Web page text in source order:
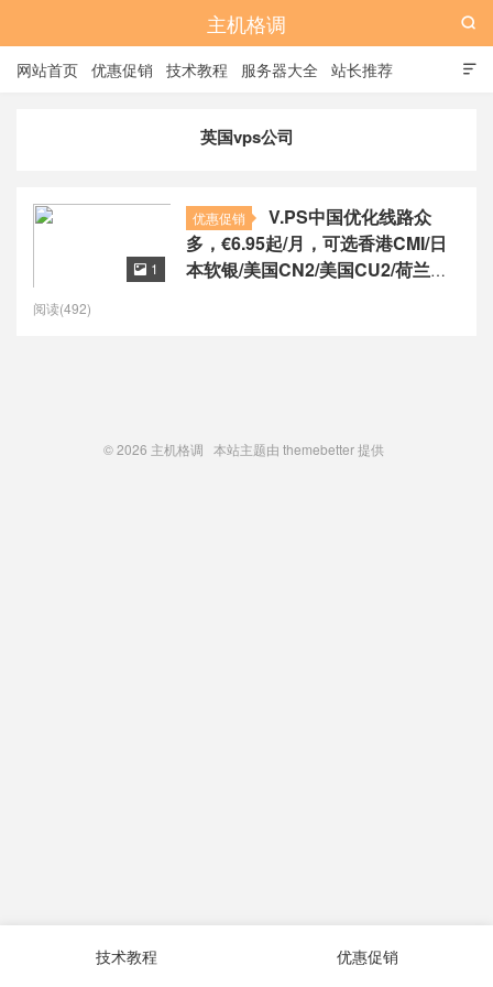
主机格调

网站首页 优惠促销 技术教程 服务器大全 站长推荐

英国vps公司
优惠促销
V.PS中国优化线路众
多，€6.95起/月，可选香港CMI/日
本软银/美国CN2/美国CU2/荷兰
 1
阅读(492)
© 2026 主机格调 本站主题由 themebetter提供
技术教程 优惠促销